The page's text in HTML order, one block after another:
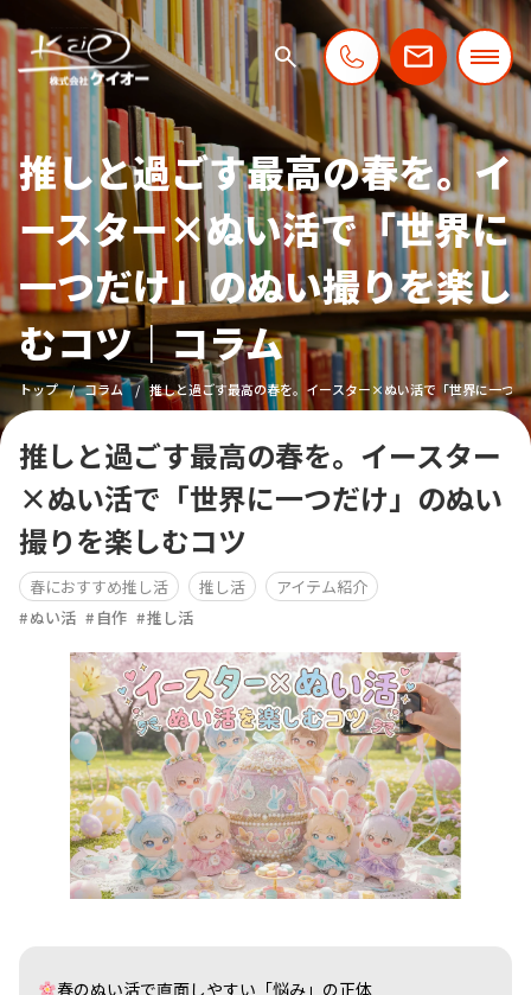
推しと過ごす最高の春を。イ
ースター×ぬい活で「世界に
一つだけ」のぬい撮りを楽し
むコツ｜コラム
トップ コラム 推しと過ごす最高の春を。イースター×ぬい活で「世界に一つ
推しと過ごす最高の春を。イースター
×ぬい活で「世界に一つだけ」のぬい
撮りを楽しむコツ
春におすすめ推し活 推し活
アイテム紹介
ぬい活
自作 推し活
春のぬい活で直面しやすい「悩み」の正体